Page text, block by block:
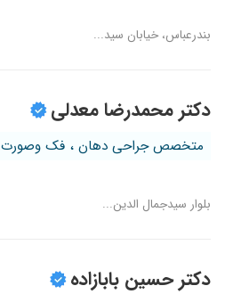
بندرعباس، خیابان سید...
دکتر محمدرضا معدلی
متخصص جراحی دهان ، فک وصورت
بلوار سیدجمال الدین...
دکتر حسین بابازاده